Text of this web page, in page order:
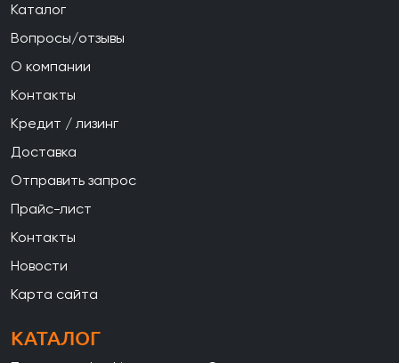
Каталог
Вопросы/отзывы
О компании
Контакты
Кредит / лизинг
Доставка
Отправить запрос
Прайс-лист
Контакты
Новости
Карта сайта
КАТАЛОГ